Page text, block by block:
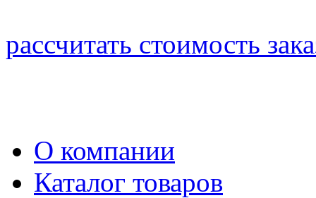
рассчитать стоимость
О компании
Каталог товаров